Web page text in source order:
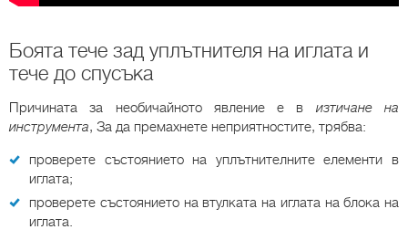
Боята тече зад уплътнителя на иглата и
тече до спусъка
Причината за необичайното явление е в изтичане на
инструмента, За да премахнете неприятностите, трябва:
проверете състоянието на уплътнителните елементи в
иглата;
проверете състоянието на втулката на иглата на блока на
иглата.